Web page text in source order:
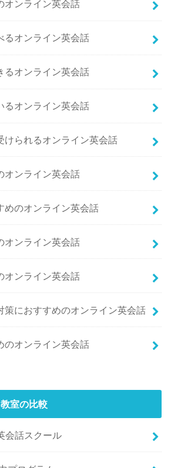
オンライン英会話
るオンライン英会話
るオンライン英会話
るオンライン英会話
けられるオンライン英会話
オンライン英会話
めのオンライン英会話
オンライン英会話
オンライン英会話
策におすすめのオンライン英会話
のオンライン英会話
室の比較
会話スクール